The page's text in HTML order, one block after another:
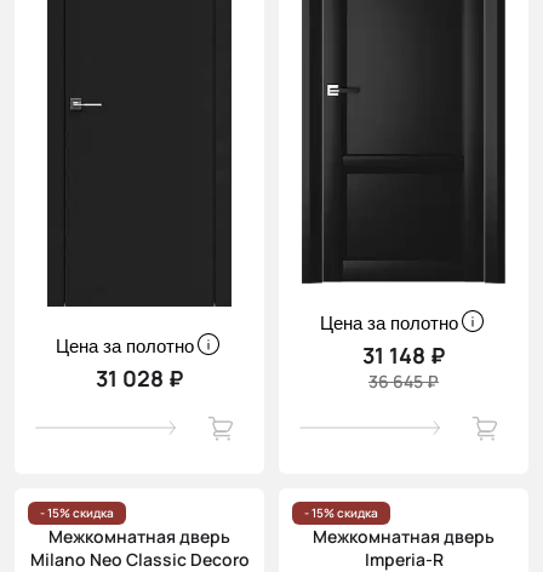
Цена за полотно
31 028 ₽
Цена за полотно
31 148 ₽
36 645 ₽
- 15% скидка
Межкомнатная дверь
Milano Neo Classic Decoro
- 15% скидка
Межкомнатная дверь
Imperia-R